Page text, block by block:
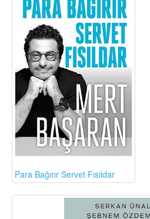
Para Bağırır Servet Fısıldar